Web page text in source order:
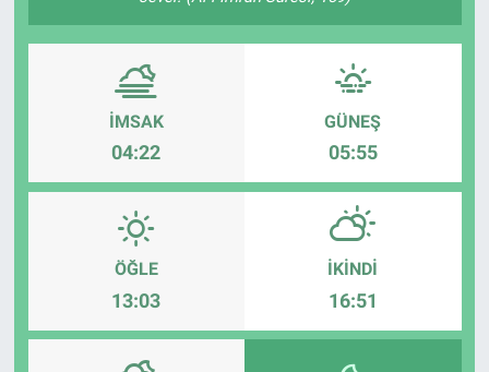
İMSAK
04:22
GÜNEŞ
05:55
ÖĞLE
13:03
İKINDI
16:51